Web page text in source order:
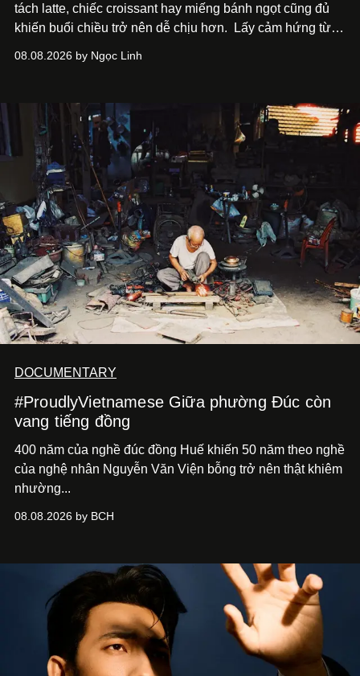
tách latte, chiếc croissant hay miếng bánh ngọt cũng đủ
khiến buổi chiều trở nên dễ chịu hơn.
Lấy cảm hứng từ
sử dụng bảng màu nâu sữa, kem, trắng ngà cùng những
quán cà phê. Dưới đây là những mẫu nail được yêu thích
nhất của xu hướng này.
08.08.2026 by Ngọc Linh
DOCUMENTARY
#ProudlyVietnamese Giữa phường Đúc còn
vang tiếng đồng
400 năm của nghề đúc đồng Huế khiến 50 năm theo nghề
của nghệ nhân Nguyễn Văn Viện bỗng trở nên thật khiêm
nhường...
08.08.2026 by BCH